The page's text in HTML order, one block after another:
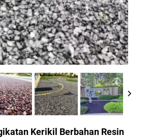
Kerikil Berbahan Resin